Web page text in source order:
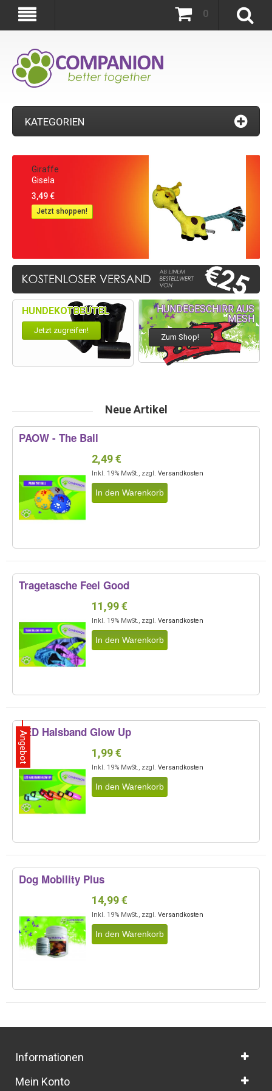
0
KATEGORIEN
Giraffe
Gisela
3,49 €
Jetzt shoppen!
HUNDEKOTBEUTEL
Jetzt zugreifen!
HUNDEGESCHIRR AUS
MESH
Zum Shop!
Neue Artikel
PAOW - The Ball
2,49 €
Inkl. 19% MwSt., zzgl. Versandkosten
In den Warenkorb
Tragetasche Feel Good
11,99 €
Inkl. 19% MwSt. zzgl. Versandkosten
In den Warenkorb
LED Halsband Glow Up
1,99 €
Inkl. 19% MwSt., zzgl. Versandkosten
In den Warenkorb
Angebot
Dog Mobility Plus
14,99 €
Inkl. 19% MwSt., zzgl. Versandkosten
In den Warenkorb
Informationen
Mein Konto